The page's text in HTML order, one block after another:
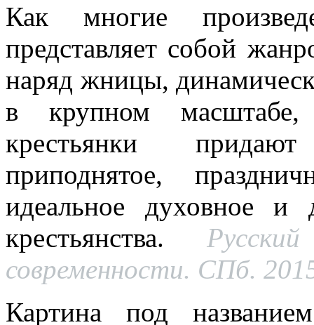
Как многие
представляет собой
наряд жницы,
в крупном масштабе,
крестьянки
приподнятое,
идеальное духовное и
крестьянства.
современности. СПб.
Картина под